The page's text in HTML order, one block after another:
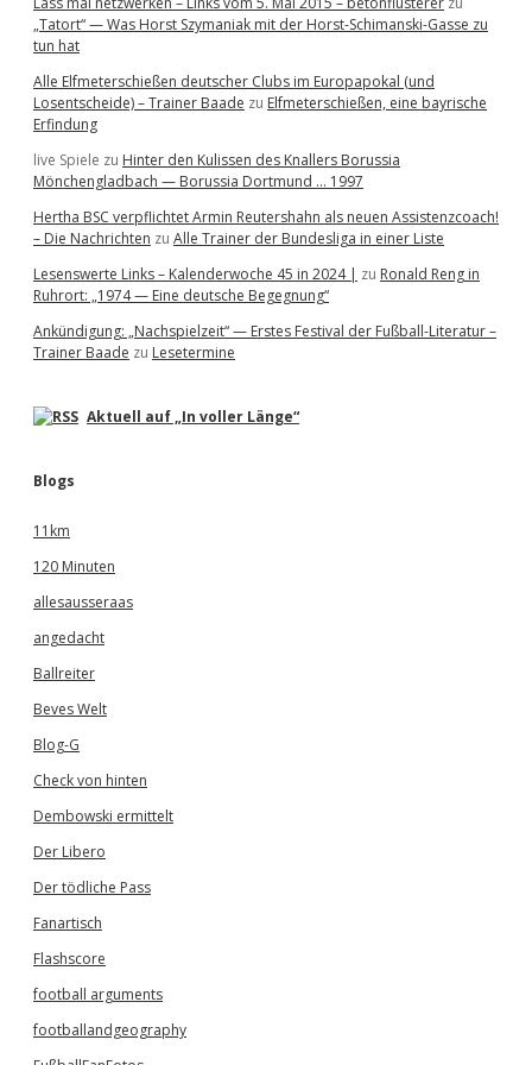
„Tatort“ — Was Horst Szymaniak mit der Horst-Schimanski-Gasse zu
tun hat
Alle Elfmeterschießen deutscher Clubs im Europapokal (und
Losentscheide) – Trainer Baade zu Elfmeterschießen, eine bayrische
Erfindung
live Spiele zu Hinter den Kulissen des Knallers Borussia
Mönchengladbach — Borussia Dortmund … 1997
Hertha BSC verpflichtet Armin Reutershahn als neuen Assistenzcoach!
– Die Nachrichten zu Alle Trainer der Bundesliga in einer Liste
Lesenswerte Links – Kalenderwoche 45 in 2024 | zu Ronald Reng in
Ruhrort: „1974 — Eine deutsche Begegnung“
Ankündigung: „Nachspielzeit“ — Erstes Festival der Fußball-Literatur –
Trainer Baade zu Lesetermine
Aktuell auf „In voller Länge“
Blogs
11km
120 Minuten
allesausseraas
angedacht
Ballreiter
Beves Welt
Blog-G
Check von hinten
Dembowski ermittelt
Der Libero
Der tödliche Pass
Fanartisch
Flashscore
football arguments
footballandgeography